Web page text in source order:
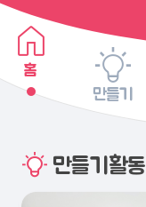
홈
만들기
만들기활동